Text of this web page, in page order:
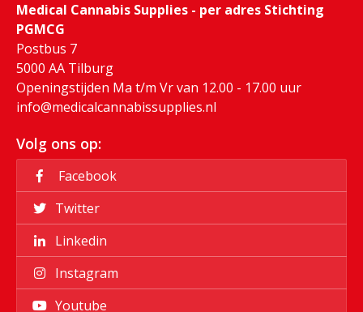
Medical Cannabis Supplies - per adres Stichting
PGMCG
Postbus 7
5000 AA Tilburg
Openingstijden Ma t/m Vr van 12.00 - 17.00 uur
info@medicalcannabissupplies.nl
Volg ons op:
Facebook
Twitter
Linkedin
Instagram
Youtube